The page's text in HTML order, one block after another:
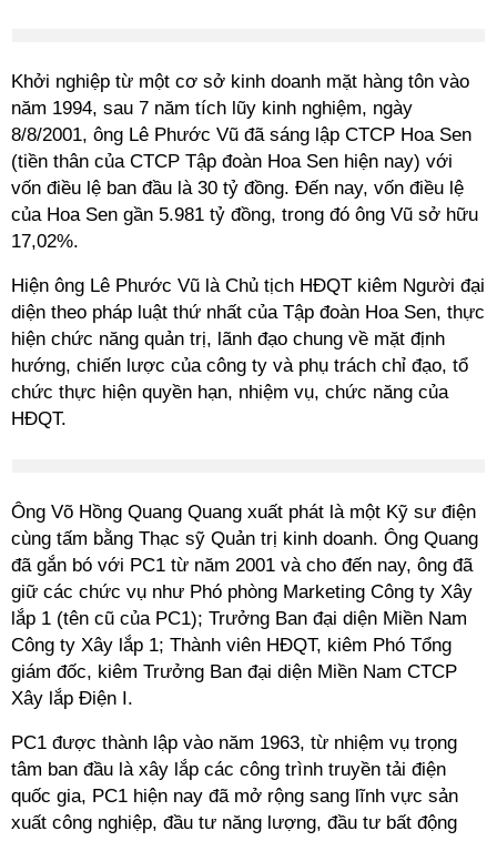
Khởi nghiệp từ một cơ sở kinh doanh mặt hàng tôn vào
năm 1994, sau 7 năm tích lũy kinh nghiệm, ngày
8/8/2001, ông Lê Phước Vũ đã sáng lập CTCP Hoa Sen
(tiền thân của CTCP Tập đoàn Hoa Sen hiện nay) với
vốn điều lệ ban đầu là 30 tỷ đồng. Đến nay, vốn điều lệ
của Hoa Sen gần 5.981 tỷ đồng, trong đó ông Vũ sở hữu
17,02%.
Hiện ông Lê Phước Vũ là Chủ tịch HĐQT kiêm Người đại
diện theo pháp luật thứ nhất của Tập đoàn Hoa Sen, thực
hiện chức năng quản trị, lãnh đạo chung về mặt định
hướng, chiến lược của công ty và phụ trách chỉ đạo, tổ
chức thực hiện quyền hạn, nhiệm vụ, chức năng của
HĐQT.
Ông Võ Hồng Quang Quang xuất phát là một Kỹ sư điện
cùng tấm bằng Thạc sỹ Quản trị kinh doanh. Ông Quang
đã gắn bó với PC1 từ năm 2001 và cho đến nay, ông đã
giữ các chức vụ như Phó phòng Marketing Công ty Xây
lắp 1 (tên cũ của PC1); Trưởng Ban đại diện Miền Nam
Công ty Xây lắp 1; Thành viên HĐQT, kiêm Phó Tổng
giám đốc, kiêm Trưởng Ban đại diện Miền Nam CTCP
Xây lắp Điện I.
PC1 được thành lập vào năm 1963, từ nhiệm vụ trọng
tâm ban đầu là xây lắp các công trình truyền tải điện
quốc gia, PC1 hiện nay đã mở rộng sang lĩnh vực sản
xuất công nghiệp, đầu tư năng lượng, đầu tư bất động